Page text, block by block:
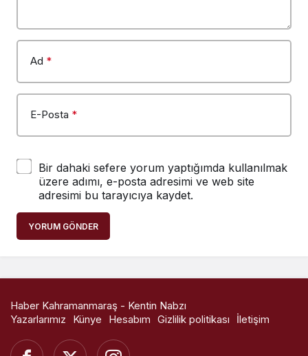
Ad *
E-Posta *
Bir dahaki sefere yorum yaptığımda kullanılmak
üzere adımı, e-posta adresimi ve web site
adresimi bu tarayıcıya kaydet.
YORUM GÖNDER
Haber Kahramanmaraş - Kentin Nabzı
Yazarlarımız
Künye Hesabım Gizlilik politikası İletişim